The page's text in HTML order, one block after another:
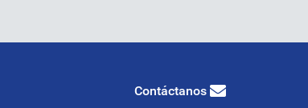
Contáctanos